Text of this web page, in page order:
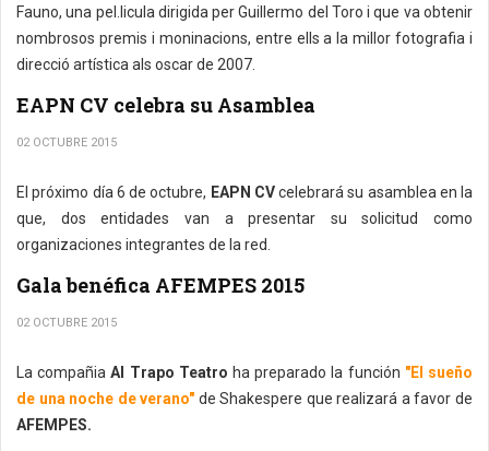
Fauno, una pel.licula dirigida per Guillermo del Toro i que va obtenir
nombrosos premis i moninacions, entre ells a la millor fotografia i
direcció artística als oscar de 2007.
EAPN CV celebra su Asamblea
02 OCTUBRE 2015
El próximo día 6 de octubre, EAPN CVcelebrará su asamblea en la
que, dos entidades van a presentar su solicitud como
organizaciones integrantes de la red.
Gala benéfica AFEMPES 2015
02 OCTUBRE 2015
La compañiaAl Trapo Teatro ha preparado la función "El sueño
de una noche de verano" de Shakespere que realizará a favor de
AFEMPES.